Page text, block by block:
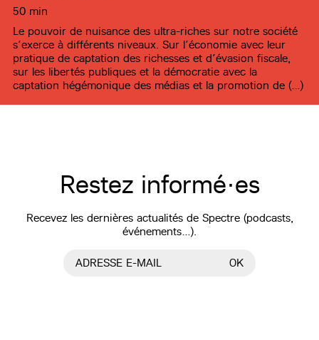
50 min
Le pouvoir de nuisance des ultra-riches sur notre société
s’exerce à différents niveaux. Sur l’économie avec leur
pratique de captation des richesses et d’évasion fiscale,
sur les libertés publiques et la démocratie avec la
captation hégémonique des médias et la promotion de (…)
Restez informé·es
Recevez les dernières actualités de Spectre (podcasts,
événements…).
ADRESSE E-MAIL OK